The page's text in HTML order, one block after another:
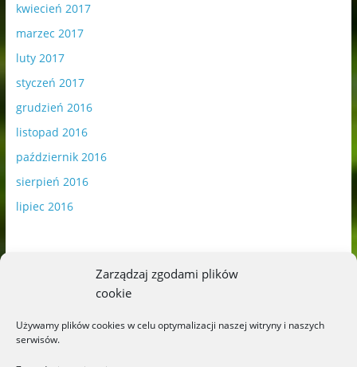
Zarządzaj zgodami plików
cookie
Używamy plików cookies w celu optymalizacji naszej witryny i naszych
serwisów.
kwiecień 2017
marzec 2017
luty 2017
styczeń 2017
grudzień 2016
listopad 2016
październik 2016
sierpień 2016
lipiec 2016